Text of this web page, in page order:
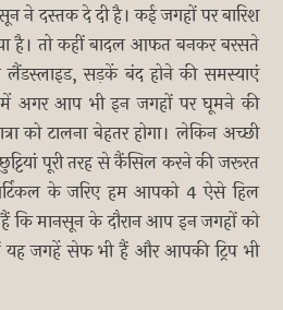
ने दस्तक दे दी है। कई जगहों पर बारिश
है। तो कहीं बादल आफत बनकर बरसते
लैंडस्लाइड, सड़कें बंद होने की समस्याएं
अगर आप भी इन जगहों पर घूमने की
को टालना बेहतर होगा। लेकिन अच्छी
पूरी तरह से कैंसिल करने की जरूरत
के जरिए हम आपको 4 ऐसे हिल
कि मानसून के दौरान आप इन जगहों को
जगहें सेफ भी हैं और आपकी ट्रिप भी